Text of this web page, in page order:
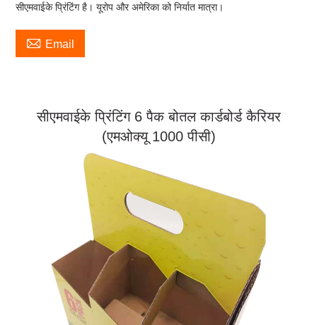
सीएमवाईके प्रिंटिंग है। यूरोप और अमेरिका को निर्यात मात्रा।
 Email
सीएमवाईके प्रिंटिंग 6 पैक बोतल कार्डबोर्ड कैरियर
(एमओक्यू 1000 पीसी)